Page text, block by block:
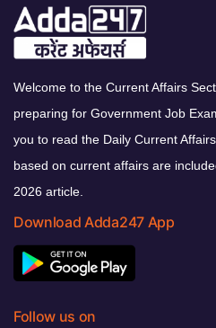
Welcome to the Current Affairs
preparing for Government Job
you to read the Daily Current
based on current affairs are
2026 article.
Download Adda247 App
Follow us on